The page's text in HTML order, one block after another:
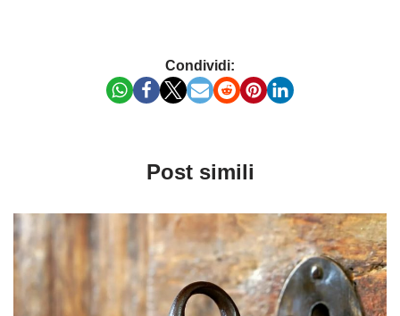
Condividi:
Post simili